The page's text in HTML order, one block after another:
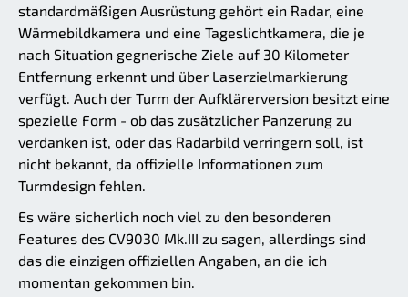
standardmäßigen Ausrüstung gehört ein Radar, eine
Wärmebildkamera und eine Tageslichtkamera, die je
nach Situation gegnerische Ziele auf 30 Kilometer
Entfernung erkennt und über Laserzielmarkierung
verfügt. Auch der Turm der Aufklärerversion besitzt eine
spezielle Form - ob das zusätzlicher Panzerung zu
verdanken ist, oder das Radarbild verringern soll, ist
nicht bekannt, da offizielle Informationen zum
Turmdesign fehlen.
Es wäre sicherlich noch viel zu den besonderen
Features des CV9030 Mk.III zu sagen, allerdings sind
das die einzigen offiziellen Angaben, an die ich
momentan gekommen bin.